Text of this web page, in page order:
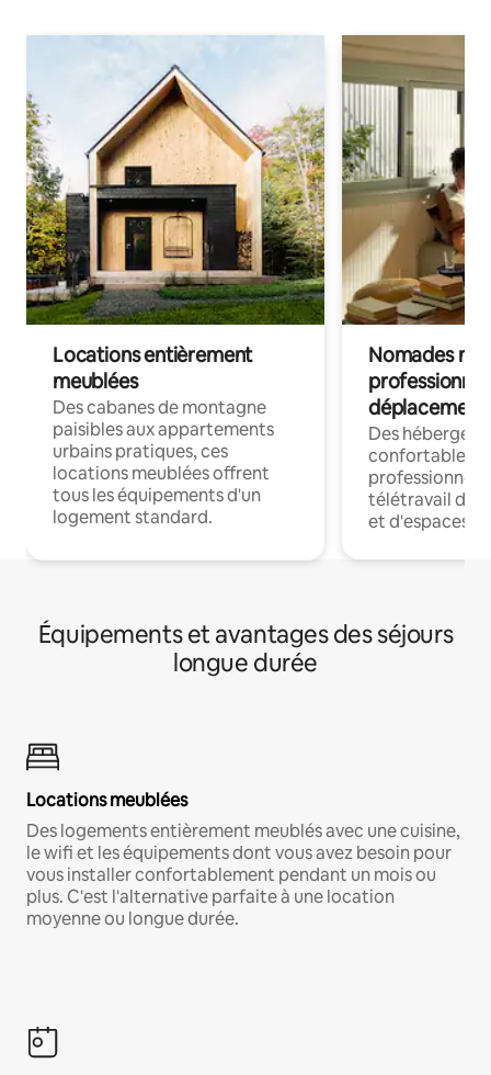
Locations entièrement
meublées
Des cabanes de montagne
paisibles aux appartements
urbains pratiques, ces
locations meublées offrent
tous les équipements d'un
logement standard.
Nomades
déplacement
Des
confortables
professionnels
télétravail
et d'espaces
Équipements et avantages des séjours
longue durée
Locations meublées
Des logements entièrement meublés avec une cuisine,
le wifi et les équipements dont vous avez besoin pour
vous installer confortablement pendant un mois ou
plus. C'est l'alternative parfaite à une location
moyenne ou longue durée.